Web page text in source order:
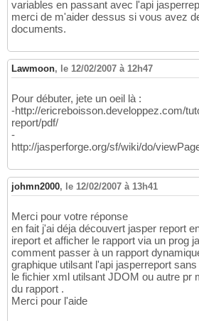
variables en passant avec l'api
merci de m'aider dessus si vous avez
documents.
Lawmoon, le 12/02/2007 à 12h47
Pour débuter, jete un oeil là :
-http://ericreboisson.developpez.com/
report/pdf/
-
http://jasperforge.org/sf/wiki/do/
johmn2000, le 12/02/2007 à 13h41
Merci pour votre réponse
en fait j'ai déja découvert jasper report
ireport et afficher le rapport via un prog
comment passer à un rapport
graphique utilsant l'api jasperreport
le fichier xml utilsant JDOM ou autre pr
du rapport .
Merci pour l'aide